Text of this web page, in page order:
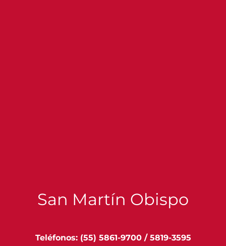
San Martín Obispo
Teléfonos: (55) 5861-9700 / 5819-3595